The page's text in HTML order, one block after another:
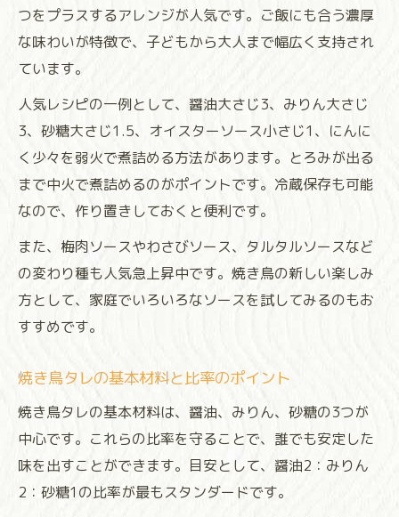
つをプラスするアレンジが人気です。ご飯にも合う濃厚
な味わいが特徴で、子どもから大人まで幅広く支持され
ています。
人気レシピの一例として、醤油大さじ3、みりん大さじ
3、砂糖大さじ1.5、オイスターソース小さじ1、にんに
く少々を弱火で煮詰める方法があります。とろみが出る
まで中火で煮詰めるのがポイントです。冷蔵保存も可能
なので、作り置きしておくと便利です。
また、梅肉ソースやわさびソース、タルタルソースなど
の変わり種も人気急上昇中です。焼き鳥の新しい楽しみ
方として、家庭でいろいろなソースを試してみるのもお
すすめです。
焼き鳥タレの基本材料と比率のポイント
焼き鳥タレの基本材料は、醤油、みりん、砂糖の3つが
中心です。これらの比率を守ることで、誰でも安定した
味を出すことができます。目安として、醤油2：みりん
2：砂糖1の比率が最もスタンダードです。